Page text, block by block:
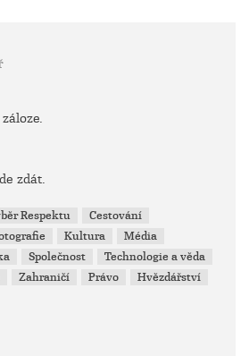
zdát.
Respektu
Cestování
Kultura
Média
Společnost
Technologie a věda
Zahraničí Právo Hvězdářství